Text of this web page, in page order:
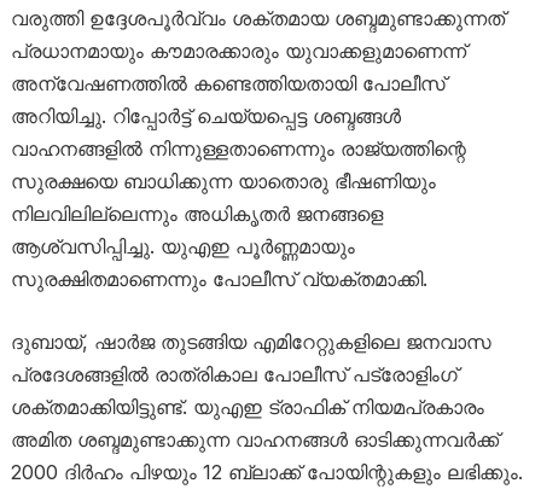
വരുത്തി ഉദ്ദേശപൂർവ്വം ശക്തമായ ശബ്ദമുണ്ടാക്കുന്നത്
പ്രധാനമായും കൗമാരക്കാരും യുവാക്കളുമാണെന്ന്
അന്വേഷണത്തിൽ കണ്ടെത്തിയതായി പോലീസ്
അറിയിച്ചു. റിപ്പോർട്ട് ചെയ്യപ്പെട്ട ശബ്ദങ്ങൾ
വാഹനങ്ങളിൽ നിന്നുള്ളതാണെന്നും രാജ്യത്തിന്റെ
സുരക്ഷയെ ബാധിക്കുന്ന യാതൊരു ഭീഷണിയും
നിലവിലില്ലെന്നും അധികൃതർ ജനങ്ങളെ
ആശ്വസിപ്പിച്ചു. യുഎഇ പൂർണ്ണമായും
സുരക്ഷിതമാണെന്നും പോലീസ് വ്യക്തമാക്കി.
ദുബായ്, ഷാർജ തുടങ്ങിയ എമിറേറ്റുകളിലെ ജനവാസ
പ്രദേശങ്ങളിൽ രാത്രികാല പോലീസ് പട്രോളിംഗ്
ശക്തമാക്കിയിട്ടുണ്ട്. യുഎഇ ട്രാഫിക് നിയമപ്രകാരം
അമിത ശബ്ദമുണ്ടാക്കുന്ന വാഹനങ്ങൾ ഓടിക്കുന്നവർക്ക്
2000 ദിർഹം പിഴയും 12 ബ്ലാക്ക് പോയിന്റുകളും ലഭിക്കും.